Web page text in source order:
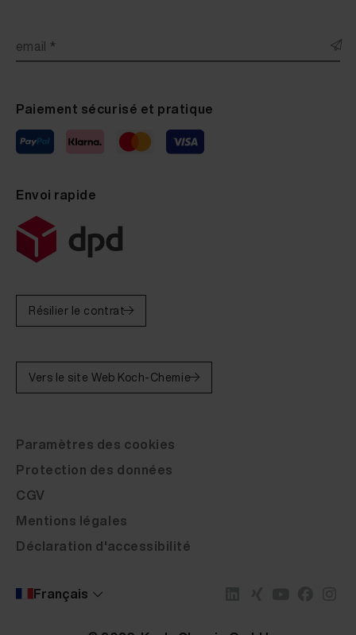
Popularité
Marque
email *
Paiement sécurisé et pratique
Envoi rapide
Résilier le contrat
Vers le site Web Koch-Chemie
Français
Paramètres des cookies
Protection des données
CGV
Mentions légales
Déclaration d'accessibilité